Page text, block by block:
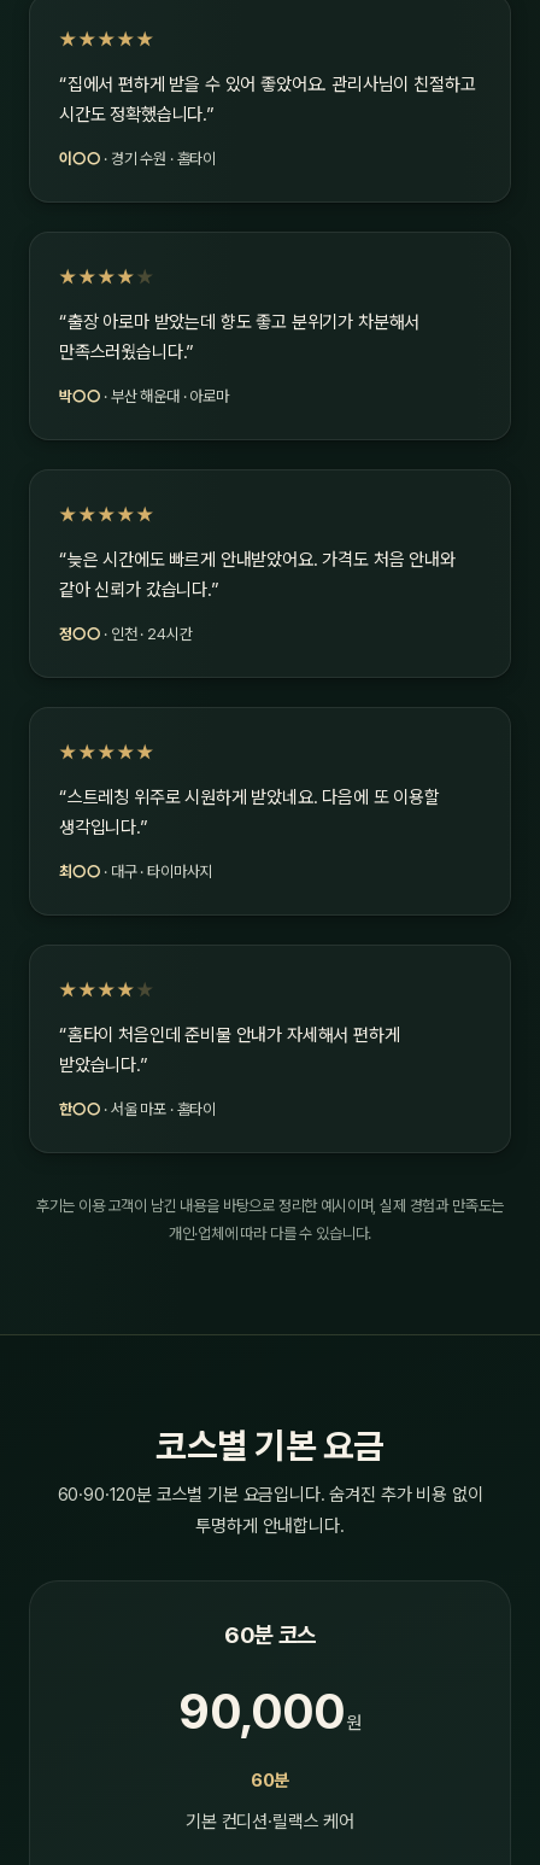
★★★★★
“집에서 편하게 받을 수 있어 좋았어요. 관리사님이 친절하고
시간도 정확했습니다.”
이○○ · 경기 수원 · 홈타이
★★★★ ★
“출장 아로마 받았는데 향도 좋고 분위기가 차분해서
만족스러웠습니다.”
박○○ · 부산 해운대 · 아로마
★★★★★
“늦은 시간에도 빠르게 안내받았어요. 가격도 처음 안내와
같아 신뢰가 갔습니다.”
정○○ · 인천 · 24시간
★★★★★
“스트레칭 위주로 시원하게 받았네요. 다음에 또 이용할
생각입니다.”
최○○ · 대구 · 타이마사지
★★★★ ★
“홈타이 처음인데 준비물 안내가 자세해서 편하게
받았습니다.”
한○○ · 서울 마포 · 홈타이
후기는 이용 고객이 남긴 내용을 바탕으로 정리한 예시이며, 실제 경험과 만족도는
개인·업체에 따라 다를 수 있습니다.
코스별 기본 요금
60·90·120분 코스별 기본 요금입니다. 숨겨진 추가 비용 없이
투명하게 안내합니다.
60분 코스
90,000원
60분
기본 컨디션·릴랙스 케어